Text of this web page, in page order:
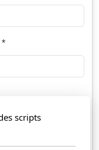
*
scripts